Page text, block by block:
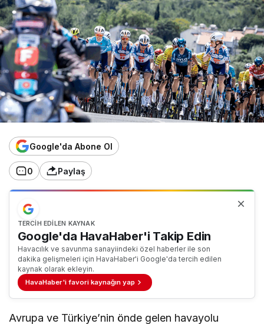
Google'da Abone Ol
0 Paylaş
TERCIH EDILEN KAYNAK
Google'da HavaHaber'i Takip Edin
Havacılık ve savunma sanayiindeki özel haberler ile son
dakika gelişmeleri için HavaHaber'i Google'da tercih edilen
kaynak olarak ekleyin.
HavaHaber'i favori kaynağın yap
Avrupa ve Türkiye’nin önde gelen havayolu